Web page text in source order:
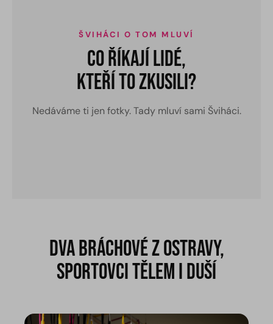
ŠVIHÁCI O TOM MLUVÍ
Co říkají lidé,
kteří to zkusili?
Nedáváme ti jen fotky. Tady mluví sami Šviháci.
dva bráchové z Ostravy,
sportovci tělem i duší